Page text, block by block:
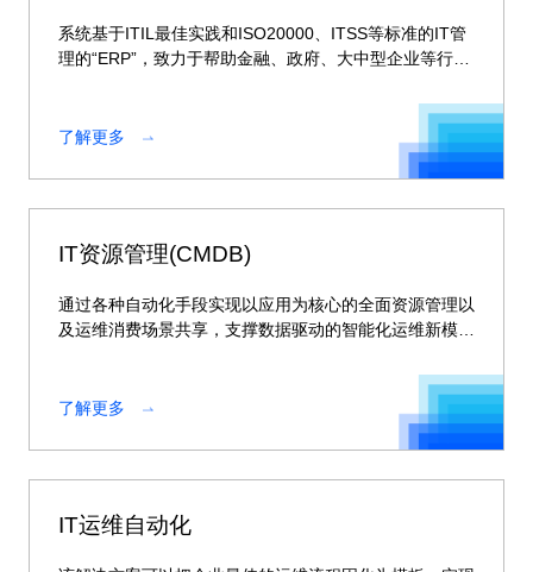
系统基于ITIL最佳实践和ISO20000、ITSS等标准的IT管
理的“ERP”，致力于帮助金融、政府、大中型企业等行业
了解更多
IT资源管理(CMDB)
通过各种自动化手段实现以应用为核心的全面资源管理以
及运维消费场景共享，支撑数据驱动的智能化运维新模
了解更多
IT运维自动化